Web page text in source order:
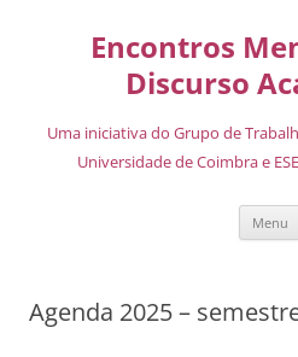
Encontros
Discurso
Uma iniciativa do Grupo de
Universidade de Coimbra e
Menu
Agenda 2025 –